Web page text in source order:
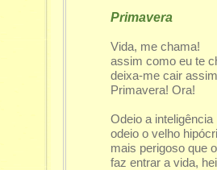
Primavera
Vida, me chama!
assim como eu te
deixa-me cair
Primavera! Ora!
Odeio a
odeio o velho
mais perigoso que
faz entrar a vida,